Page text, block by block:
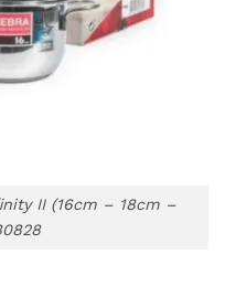
II (16cm – 18cm –